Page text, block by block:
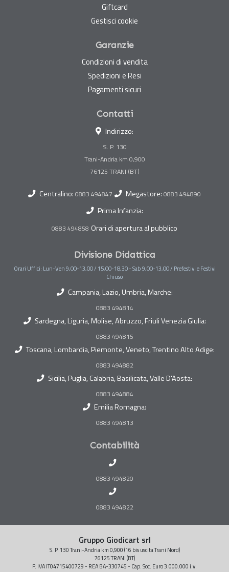
Giftcard
Gestisci cookie
Garanzie
Condizioni di vendita
Spedizioni e Resi
Pagamenti sicuri
Contatti
Indirizzo:
S. P. 130
Trani-Andria km 0,900
Centralino: 0883 494847 Megastore: 0883 494890
Prima Infanzia:
0883 494858 Orari di apertura al pubblico
Divisione Didattica
Orari Uffici: Lun-Ven 9,00-13,00 / 15,00-18,30 - Sab 9,00-13,00 / Prefestivi e Festivi
Chiuso
Campania, Lazio, Umbria, Marche:
0883 494814
Sardegna, Liguria, Molise, Abruzzo, Friuli Venezia Giulia:
0883 494815
Toscana, Lombardia, Piemonte, Veneto, Trentino Alto Adige:
0883 494882
Sicilia, Puglia, Calabria, Basilicata, Valle D'Aosta:
0883 494884
Emilia Romagna:
0883 494813
Contabilità
0883 494820
0883 494822
Gruppo Giodicart srl
S. P. 130 Trani-Andria km 0,900 (16 bis uscita Trani Nord)
76125 TRANI (BT)
P. IVA IT04715400729 - REA BA-330745 - Cap. Soc. Euro 3.000.000 i.v.